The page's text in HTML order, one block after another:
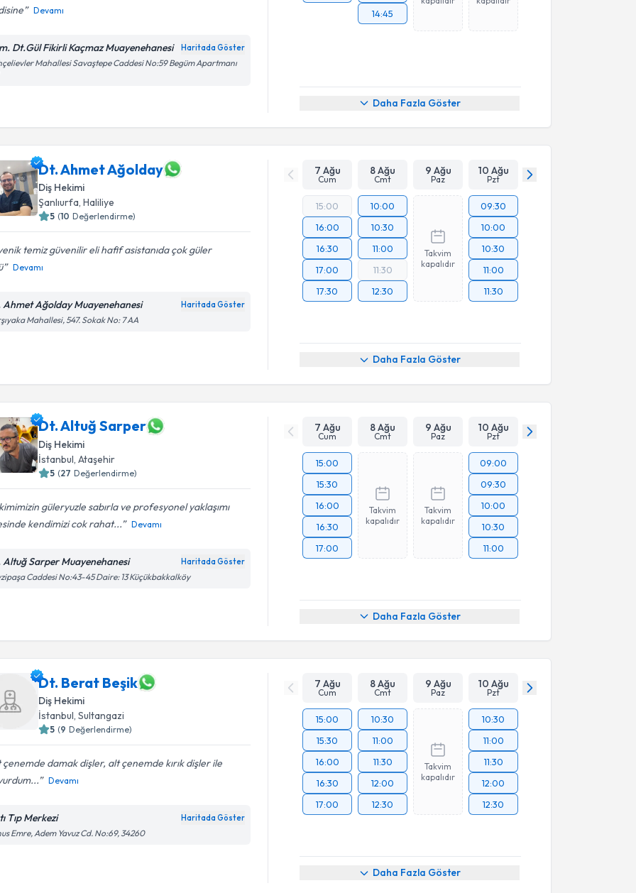
Devamı
Dt.Gül Fikirli Kaçmaz Muayenehanesi Haritada Göster
Mahallesi Savaştepe Caddesi No:59 Begüm Apartmanı
14:45
Daha Fazla Göster
Dt. Ahmet Ağolday
Diş Hekimi
Şanlıurfa, Haliliye
5 (10 Değerlendirme)
temiz güvenilir eli hafif asistanıda çok güler
Devamı
Ahmet Ağolday Muayenehanesi Haritada Göster
Mahallesi, 547. Sokak No: 7 AA
7 Ağu
Cum
8 Ağu
Cmt
9 Ağu
Paz
10 Ağu
Pzt
15:00
16:00
16:30
17:00
17:30
10:00
10:30
11:00
11:30
12:30
Takvim
kapalıdır
09:30
10:00
10:30
11:00
11:30
Daha Fazla Göster
Dt. Altuğ Sarper
Diş Hekimi
İstanbul , Ataşehir
5 (27 Değerlendirme)
güleryuzle sabırla ve profesyonel yaklaşımı
kendimizi cok rahat...
Devamı
Altuğ Sarper Muayenehanesi Haritada Göster
Caddesi No:43-45 Daire: 13 Küçükbakkalköy
7 Ağu
Cum
8 Ağu
Cmt
9 Ağu
Paz
10 Ağu
Pzt
15:00
15:30
16:00
16:30
17:00
Takvim
kapalıdır
Takvim
kapalıdır
09:00
09:30
10:00
10:30
11:00
Daha Fazla Göster
Dt. Berat Beşik
Diş Hekimi
İstanbul, Sultangazi
5 (9 Değerlendirme)
çenemde damak dişler, alt çenemde kırık dişler ile
Devamı
Tıp Merkezi Haritada Göster
Emre, Adem Yavuz Cd. No:69, 34260
7 Ağu
Cum
8 Ağu
Cmt
9 Ağu
Paz
10 Ağu
Pzt
15:00
15:30
16:00
16:30
17:00
10:30
11:00
11:30
12:00
12:30
Takvim
kapalıdır
10:30
11:00
11:30
12:00
12:30
Daha Fazla Göster